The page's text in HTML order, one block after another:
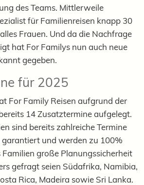
des Teams. Mittlerweile
für Familienreisen knapp 30
Frauen. Und da die Nachfrage
hat For Familys nun auch neue
gegeben.
für 2025
For Family Reisen aufgrund der
14 Zusatztermine aufgelegt.
sind bereits zahlreiche Termine
garantiert und werden zu 100%
große Planungssicherheit
gefragt seien Südafrika, Namibia,
Rica, Madeira sowie Sri Lanka.